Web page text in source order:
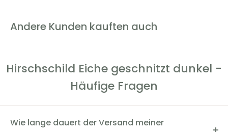
Andere Kunden kauften auch
Hirschschild Eiche geschnitzt dunkel -
Häufige Fragen
Wie lange dauert der Versand meiner